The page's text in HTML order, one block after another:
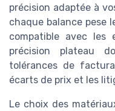
précision adaptée à
chaque balance pese
compatible avec les
précision plateau
tolérances de
écarts de prix et les
Le choix des